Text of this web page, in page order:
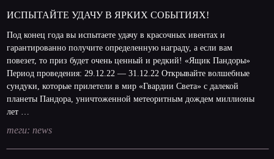
ИСПЫТАЙТЕ УДАЧУ В ЯРКИХ СОБЫТИЯХ!
Под конец года вы испытаете удачу в красочных ивентах и
гарантированно получите определенную награду, а если вам
повезет, то приз будет очень ценный и редкий! «Ящик Пандоры»
Период проведения: 29.12.22 — 31.12.22 Открывайте волшебные
сундуки, которые прилетели в мир «Гвардии Света» с далекой
планеты Пандора, уничтоженной метеоритным дождем миллионы
лет …
теги: news